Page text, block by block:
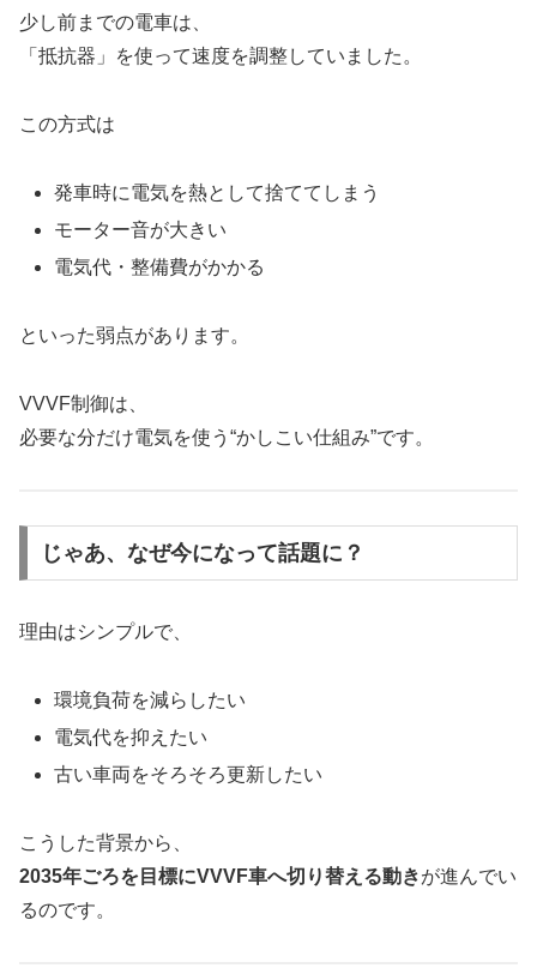
少し前までの電車は、
「抵抗器」を使って速度を調整していました。
この方式は
発車時に電気を熱として捨ててしまう
モーター音が大きい
電気代・整備費がかかる
といった弱点があります。
VVVF制御は、
必要な分だけ電気を使う“かしこい仕組み”です。
じゃあ、なぜ今になって話題に？
理由はシンプルで、
環境負荷を減らしたい
電気代を抑えたい
古い車両をそろそろ更新したい
こうした背景から、
2035年ごろを目標にVVVF車へ切り替える動きが進んでい
るのです。